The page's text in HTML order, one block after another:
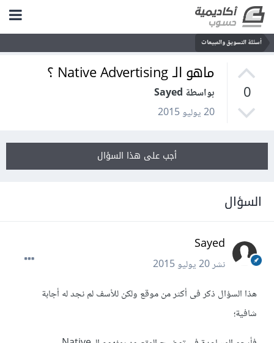
أسئلة التسويق والمبيعات
0
ماهو الـ Native Advertising ؟
بواسطة Sayed
20 يوليو 2015
أجب على هذا السؤال
السؤال
Sayed
نشر20 يوليو 2015
هذا السؤال ذكر فى أكثر من موقع ولكن للأسف لم نجد له أجابة
شافية؛